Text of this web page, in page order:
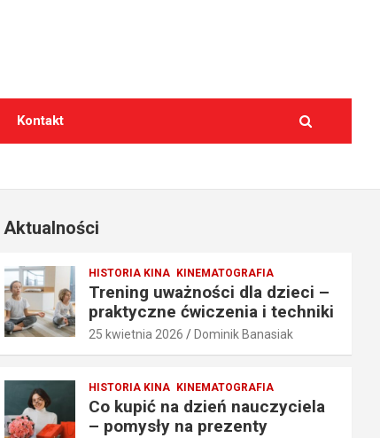
Kontakt
Aktualności
HISTORIA KINA KINEMATOGRAFIA
Trening uważności dla dzieci –
praktyczne ćwiczenia i techniki
25 kwietnia 2026 Dominik Banasiak
HISTORIA KINA KINEMATOGRAFIA
Co kupić na dzień nauczyciela
– pomysły na prezenty